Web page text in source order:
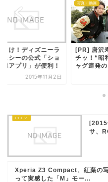
とけ！ディズニーラ
＆シーの公式「ショ
選アプリ」が便利！
2015年11月2日
写真・動画
[PR] 唐沢
チッ！“昭
ャグ連発
[2015
サ、
Xperia Z3 Compact、紅葉の
って実感した「M」モー...